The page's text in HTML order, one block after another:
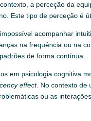
a perceção da
Este tipo de perceção é
acompanhar
na frequência ou na
de forma contínua.
em psicologia cognitiva
effect. No contexto de
ou as